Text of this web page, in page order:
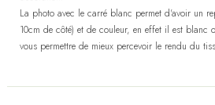
La photo avec le carré blanc permet d'avoir un
10cm de côté) et de couleur, en effet il est blanc
vous permettre de mieux percevoir le rendu du